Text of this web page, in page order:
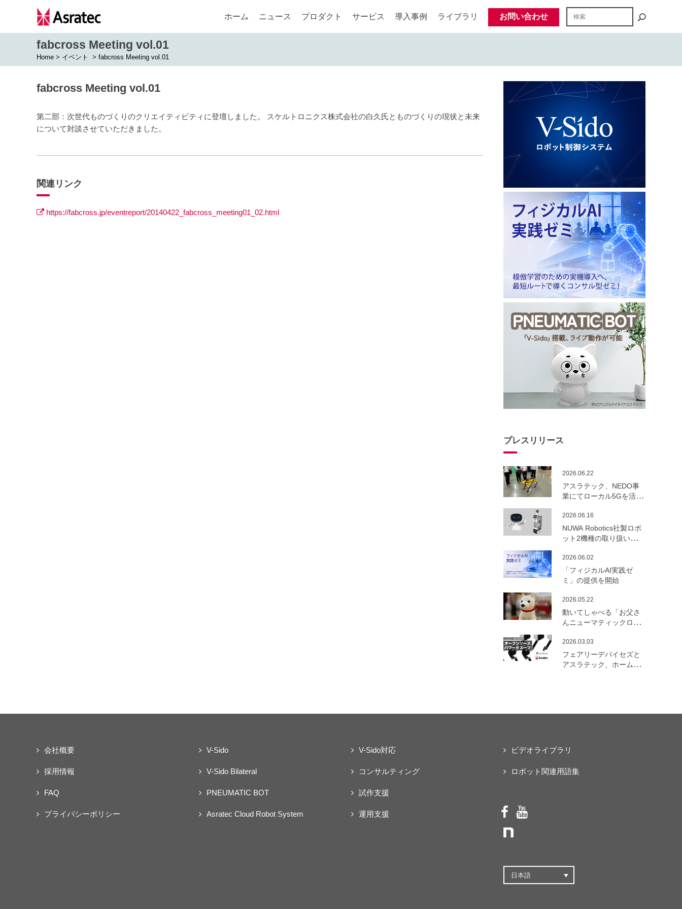
ホーム ニュース プロダクト サービス 導入事例 ライブラリ お問い合わせ
fabcross Meeting vol.01
Home > イベント > fabcross Meeting vol.01
fabcross Meeting vol.01
第二部：次世代ものづくりのクリエイティビティに登壇しました。 スケルトロニクス株式会社の白久氏とものづくりの現状と未来
について対談させていただきました。
関連リンク
https://fabcross.jp/eventreport/20140422_fabcross_meeting01_02.html
プレスリリース
アスラテック、NEDO事
業にてローカル5Gを活用
遠隔制御・通信最適化の
実証実験を実施
2026.06.22
NUWA Robotics社製ロボ
ット2機種の取り扱いを開
2026.06.16
「フィジカルAI実践ゼ
ミ」の提供を開始
2026.06.02
動いてしゃべる「お父さ
んニューマティックロボ
ト）」を開発
2026.05.22
フェアリーデバイセズと
アスラテック、ホームセ
を始動
2026.03.03
会社概要
採用情報
FAQ
プライバシーポリシー
V-Sido
V-Sido Bilateral
PNEUMATIC BOT
Asratec Cloud Robot System
V-Sido対応
コンサルティング
試作支援
運用支援
ビデオライブラリ
ロボット関連用語集
日本語